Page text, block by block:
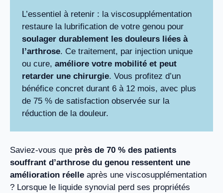
L’essentiel à retenir : la viscosupplémentation
restaure la lubrification de votre genou pour
soulager durablement les douleurs liées à
l’arthrose. Ce traitement, par injection unique
ou cure, améliore votre mobilité et peut
retarder une chirurgie. Vous profitez d’un
bénéfice concret durant 6 à 12 mois, avec plus
de 75 % de satisfaction observée sur la
réduction de la douleur.
Saviez-vous que près de 70 % des patients
souffrant d’arthrose du genou ressentent une
amélioration réelle après une viscosupplémentation
? Lorsque le liquide synovial perd ses propriétés